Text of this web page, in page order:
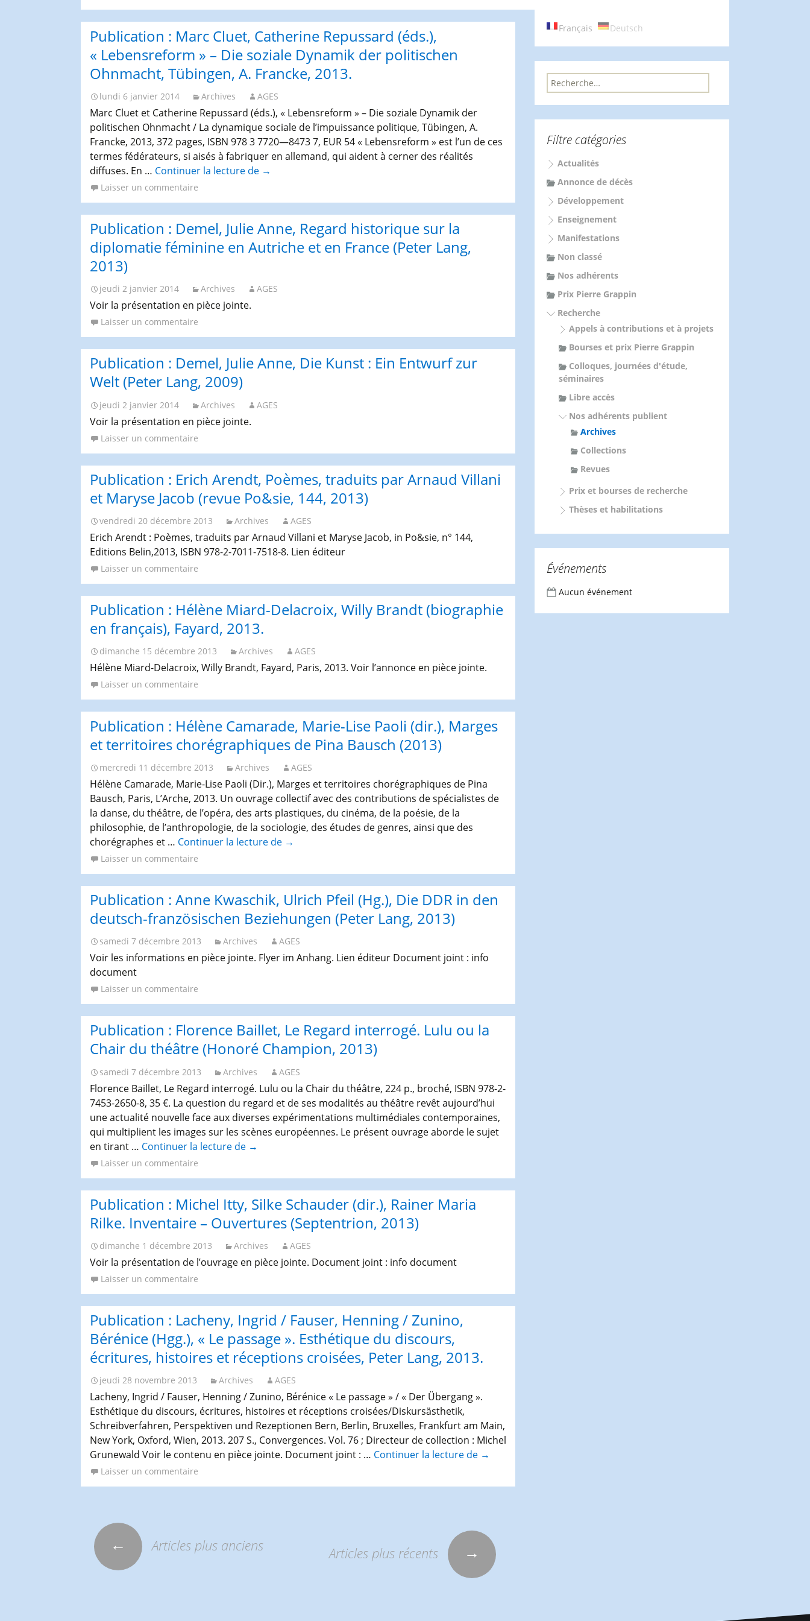
l’AGES
Publication : Marc Cluet, Catherine Repussard (éds.),
« Lebensreform » – Die soziale Dynamik der politischen
Ohnmacht, Tübingen, A. Francke, 2013.
lundi 6 janvier 2014 Archives AGES
Marc Cluet et Catherine Repussard (éds.), « Lebensreform » – Die soziale Dynamik der
politischen Ohnmacht / La dynamique sociale de l’impuissance politique, Tübingen, A.
Francke, 2013, 372 pages, ISBN 978 3 7720—8473 7, EUR 54 « Lebensreform » est l’un de ces
termes fédérateurs, si aisés à fabriquer en allemand, qui aident à cerner des réalités
diffuses. En … Continuer la lecture de Publication :
Cluet,
Catherine
Repussard
(éds.),
Die
Ohnmacht,
Tübingen,
Francke,
→
Laisser un commentaire
Publication : Demel, Julie Anne, Regard historique sur la
diplomatie féminine en Autriche et en France (Peter Lang,
2013)
jeudi 2 janvier 2014 Archives AGES
Voir la présentation en pièce jointe.
Laisser un commentaire
Publication : Demel, Julie Anne, Die Kunst : Ein Entwurf zur
Welt (Peter Lang, 2009)
jeudi 2 janvier 2014 Archives AGES
Voir la présentation en pièce jointe.
Laisser un commentaire
Publication : Erich Arendt, Poèmes, traduits par Arnaud Villani
et Maryse Jacob (revue Po&sie, 144, 2013)
vendredi 20 décembre 2013 Archives AGES
Erich Arendt : Poèmes, traduits par Arnaud Villani et Maryse Jacob, in Po&sie, n° 144,
Editions Belin,2013, ISBN 978-2-7011-7518-8. Lien éditeur
Laisser un commentaire
Publication : Hélène Miard-Delacroix, Willy Brandt (biographie
en français), Fayard, 2013.
dimanche 15 décembre 2013 Archives AGES
Hélène Miard-Delacroix, Willy Brandt, Fayard, Paris, 2013. Voir l’annonce en pièce jointe.
Laisser un commentaire
Publication : Hélène Camarade, Marie-Lise Paoli (dir.), Marges
et territoires chorégraphiques de Pina Bausch (2013)
mercredi 11 décembre 2013 Archives AGES
Hélène Camarade, Marie-Lise Paoli (Dir.), Marges et territoires chorégraphiques de Pina
Bausch, Paris, L’Arche, 2013. Un ouvrage collectif avec des contributions de spécialistes de
la danse, du théâtre, de l’opéra, des arts plastiques, du cinéma, de la poésie, de la
philosophie, de l’anthropologie, de la sociologie, des études de genres, ainsi que des
chorégraphes et … Continuer la lecture de Publication :
Camarade,
Marie-
Lise
Paoli
(dir.),
Marges
et
de
Pina
Bausch
(2013)
→
Laisser un commentaire
Publication : Anne Kwaschik, Ulrich Pfeil (Hg.), Die DDR in den
deutsch-französischen Beziehungen (Peter Lang, 2013)
samedi 7 décembre 2013 Archives AGES
Voir les informations en pièce jointe. Flyer im Anhang. Lien éditeur Document joint : info
document
Laisser un commentaire
Publication : Florence Baillet, Le Regard interrogé. Lulu ou la
Chair du théâtre (Honoré Champion, 2013)
samedi 7 décembre 2013 Archives AGES
Florence Baillet, Le Regard interrogé. Lulu ou la Chair du théâtre, 224 p., broché, ISBN 978-2-
7453-2650-8, 35 €. La question du regard et de ses modalités au théâtre revêt aujourd’hui
une actualité nouvelle face aux diverses expérimentations multimédiales contemporaines,
qui multiplient les images sur les scènes européennes. Le présent ouvrage aborde le sujet
en tirant … Continuer la lecture de Publication :
Baillet,
Le
Regard
interrogé.
Lulu
ou
la
du
théâtre
(Honoré
Champion,
2013)
→
Laisser un commentaire
Publication : Michel Itty, Silke Schauder (dir.), Rainer Maria
Rilke. Inventaire – Ouvertures (Septentrion, 2013)
dimanche 1 décembre 2013 Archives AGES
Voir la présentation de l’ouvrage en pièce jointe. Document joint : info document
Laisser un commentaire
Publication : Lacheny, Ingrid / Fauser, Henning / Zunino,
Bérénice (Hgg.), « Le passage ». Esthétique du discours,
écritures, histoires et réceptions croisées, Peter Lang, 2013.
jeudi 28 novembre 2013 Archives AGES
Lacheny, Ingrid / Fauser, Henning / Zunino, Bérénice « Le passage » / « Der Übergang ».
Esthétique du discours, écritures, histoires et réceptions croisées/Diskursästhetik,
Schreibverfahren, Perspektiven und Rezeptionen Bern, Berlin, Bruxelles, Frankfurt am Main,
New York, Oxford, Wien, 2013. 207 S., Convergences. Vol. 76 ; Directeur de collection : Michel
Grunewald Voir le contenu en pièce jointe. Document joint : … Continuer la lecture de Publication :
Ingrid
Zunino,
Bérénice
→
Laisser un commentaire
Navigation
← Articles plus anciens Articles plus récents →
Français Deutsch
R
e
c
h
r
h
e
:
Filtre catégories
Actualités
Annonce de décès
Développement
Enseignement
Manifestations
Non classé
Nos adhérents
Prix Pierre Grappin
Recherche
Appels à contributions et à projets
Bourses et prix Pierre Grappin
Colloques, journées d'étude,
séminaires
Libre accès
Nos adhérents publient
Archives
Collections
Revues
Prix et bourses de recherche
Thèses et habilitations
Événements
Aucun événement